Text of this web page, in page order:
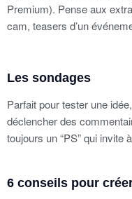
Premium). Pense aux
cam, teasers d’un
Les sondages
Parfait pour tester une
déclencher des
toujours un “PS” qui invite
6 conseils pour